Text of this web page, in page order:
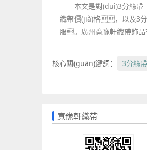
本文是對(duì)3分絲
織帶價(jià)格，以及3
服。廣州寬豫軒織帶飾品
核心關(guān)鍵詞： 3分絲帶
寬豫軒織帶